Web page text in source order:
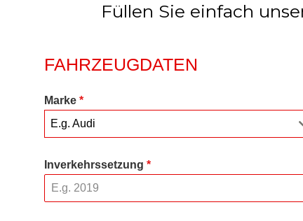
Füllen Sie einfach
FAHRZEUGDATEN
Marke *
E.g. Audi
Inverkehrssetzung *